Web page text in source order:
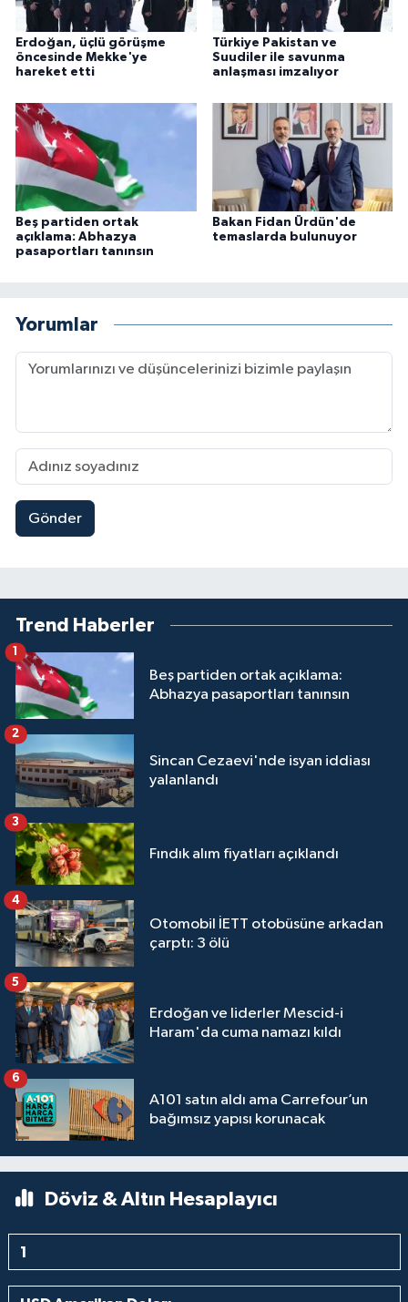
Erdoğan, üçlü görüşme
öncesinde Mekke'ye
hareket etti
Türkiye Pakistan ve
Suudiler ile savunma
anlaşması imzalıyor
Beş partiden ortak
açıklama: Abhazya
pasaportları tanınsın
Bakan Fidan Ürdün'de
temaslarda bulunuyor
Yorumlar
Gönder
Trend Haberler
Beş partiden ortak açıklama:
Abhazya pasaportları tanınsın
1
Sincan Cezaevi'nde isyan iddiası
yalanlandı
2
Fındık alım fiyatları açıklandı
3
Otomobil İETT otobüsüne arkadan
çarptı: 3 ölü
4
Erdoğan ve liderler Mescid-i
Haram'da cuma namazı kıldı
5
A101 satın aldı ama Carrefour’un
bağımsız yapısı korunacak
6
Döviz & Altın Hesaplayıcı